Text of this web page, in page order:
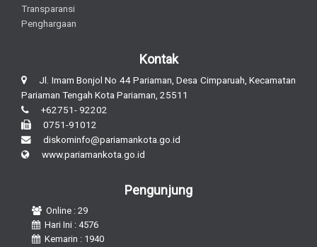
Transparansi
Penghargaan
Kontak
Jl. Imam Bonjol No 44 Pariaman, Desa Cimparuah, Kecamatan
Pariaman Tengah Kota Pariaman, 25511
+62751- 92202
0751-91012
diskominfo@pariamankota.go.id
www.pariamankota.go.id
Pengunjung
Online : 29
Hari Ini : 4576
Kemarin : 1940